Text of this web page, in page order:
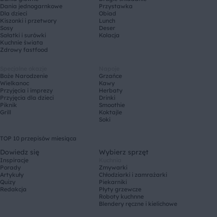
Dania jednogarnkowe
Dla dzieci
Kiszonki i przetwory
Sosy
Sałatki i surówki
Kuchnie świata
Zdrowy fastfood
Przystawka
Obiad
Lunch
Deser
Kolacja
Boże Narodzenie
Wielkanoc
Przyjęcia i imprezy
Przyjęcia dla dzieci
Piknik
Grill
Grzańce
Kawy
Herbaty
Drinki
Smoothie
Koktajle
Soki
TOP 10 przepisów miesiąca
Dowiedz się
Inspiracje
Porady
Artykuły
Quizy
Redakcja
Wybierz sprzęt
Zmywarki
Chłodziarki i zamrażarki
Piekarniki
Płyty grzewcze
Roboty kuchnne
Blendery ręczne i kielichowe